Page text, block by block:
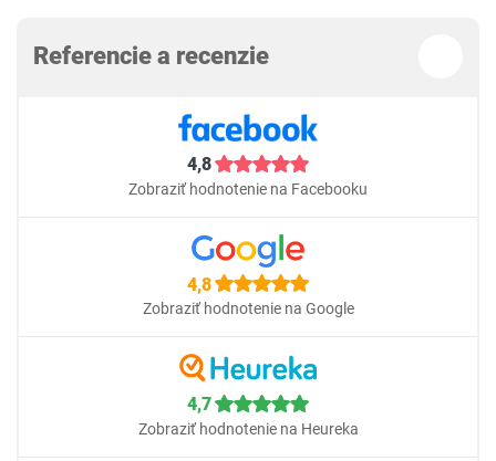
Referencie a recenzie
4,8
Zobraziť hodnotenie na Facebooku
4,8
Zobraziť hodnotenie na Google
4,7
Zobraziť hodnotenie na Heureka